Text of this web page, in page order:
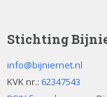
Stichting
info@bijniernet.nl
KVK nr.: 62347543